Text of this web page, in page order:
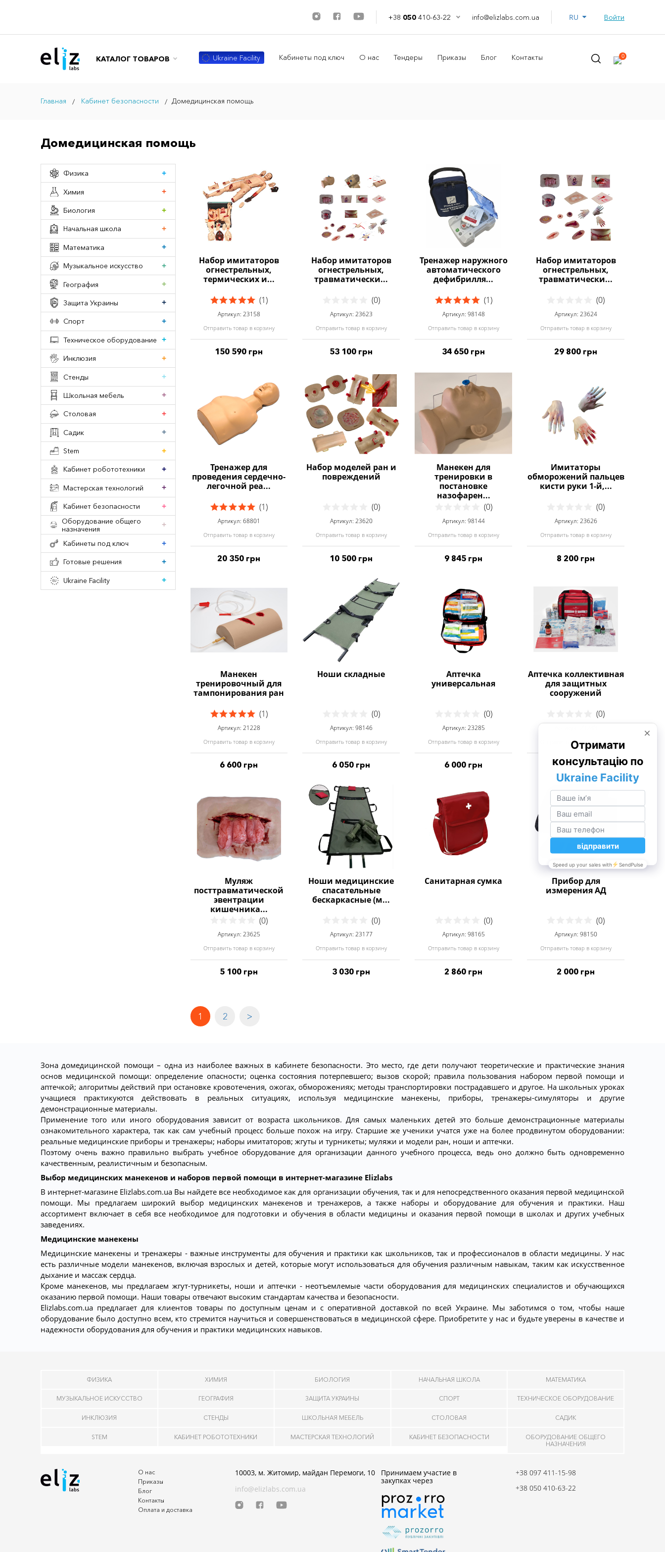
+38 050 410-63-22 info@elizlabs.com.ua Войти
КАТАЛОГ ТОВАРОВ Ukraine Facility Кабинеты под ключ О нас Тендеры Приказы Блог Контакты 0
Главная Кабинет безопасности Домедицинская помощь
Домедицинская помощь
Физика
Химия
Биология
Начальная школа
Математика
Музыкальное искусство
География
Защита Украины
Спорт
Техническое оборудование
Инклюзия
Стенды
Школьная мебель
Столовая
Садик
Stem
Кабинет робототехники
Мастерская технологий
Кабинет безопасности
Оборудование общего
назначения
Кабинеты под ключ
Готовые решения
Ukraine Facility
Набор имитаторов
огнестрельных,
термических и...
(1)
Артикул: 23158
Отправить товар в корзину
150 590 грн
Набор имитаторов
огнестрельных,
травматически...
(0)
Артикул: 23623
Отправить товар в корзину
53 100 грн
Тренажер наружного
автоматического
дефибрилля...
(1)
Артикул: 98148
Отправить товар в корзину
34 650 грн
Набор имитаторов
огнестрельных,
травматически...
(0)
Артикул: 23624
Отправить товар в корзину
29 800 грн
Тренажер для
проведения сердечно-
легочной реа...
(1)
Артикул: 68801
Отправить товар в корзину
20 350 грн
Набор моделей ран и
повреждений
(0)
Артикул: 23620
Отправить товар в корзину
10 500 грн
Манекен для
тренировки в
постановке
назофарен...
(0)
Артикул: 98144
Отправить товар в корзину
9 845 грн
Имитаторы
обморожений пальцев
кисти руки 1-й,...
(0)
Артикул: 23626
Отправить товар в корзину
8 200 грн
Манекен
тренировочный для
тампонирования ран
(1)
Артикул: 21228
Отправить товар в корзину
6 600 грн
Ноши складные
(0)
Артикул: 98146
Отправить товар в корзину
6 050 грн
Аптечка
универсальная
(0)
Артикул: 23285
Отправить товар в корзину
6 000 грн
Аптечка коллективная
для защитных
сооружений
(0)
Отправить товар в корзину
5 400 грн
Муляж
посттравматической
эвентрации
кишечника...
(0)
Артикул: 23625
Отправить товар в корзину
5 100 грн
Ноши медицинские
спасательные
бескаркасные (м...
(0)
Артикул: 23177
Отправить товар в корзину
3 030 грн
Санитарная сумка
(0)
Артикул: 98165
Отправить товар в корзину
2 860 грн
Прибор для
измерения АД
(0)
Артикул: 98150
Отправить товар в корзину
2 000 грн
1 2 >
Зона домедицинской помощи – одна из наиболее важных в кабинете безопасности. Это место, где дети получают теоретические и практические знания
основ медицинской помощи: определение опасности; оценка состояния потерпевшего; вызов скорой; правила пользования набором первой помощи и
аптечкой; алгоритмы действий при остановке кровотечения, ожогах, обморожениях; методы транспортировки пострадавшего и другое. На школьных уроках
учащиеся практикуются действовать в реальных ситуациях, используя медицинские манекены, приборы, тренажеры-симуляторы и другие
демонстрационные материалы.
Применение того или иного оборудования зависит от возраста школьников. Для самых маленьких детей это больше демонстрационные материалы
ознакомительного характера, так как сам учебный процесс больше похож на игру. Старшие же ученики учатся уже на более продвинутом оборудовании:
реальные медицинские приборы и тренажеры; наборы имитаторов; жгуты и турникеты; муляжи и модели ран, ноши и аптечки.
Поэтому очень важно правильно выбрать учебное оборудование для организации данного учебного процесса, ведь оно должно быть одновременно
качественным, реалистичным и безопасным.
Выбор медицинских манекенов и наборов первой помощи в интернет-магазине Elizlabs
В интернет-магазине Elizlabs.com.ua Вы найдете все необходимое как для организации обучения, так и для непосредственного оказания первой медицинской
помощи. Мы предлагаем широкий выбор медицинских манекенов и тренажеров, а также наборы и оборудование для обучения и практики. Наш
ассортимент включает в себя все необходимое для подготовки и обучения в области медицины и оказания первой помощи в школах и других учебных
заведениях.
Медицинские манекены
Медицинские манекены и тренажеры - важные инструменты для обучения и практики как школьников, так и профессионалов в области медицины. У нас
есть различные модели манекенов, включая взрослых и детей, которые могут использоваться для обучения различным навыкам, таким как искусственное
дыхание и массаж сердца.
Кроме манекенов, мы предлагаем жгут-турникеты, ноши и аптечки - неотъемлемые части оборудования для медицинских специалистов и обучающихся
оказанию первой помощи. Наши товары отвечают высоким стандартам качества и безопасности.
Elizlabs.com.ua предлагает для клиентов товары по доступным ценам и с оперативной доставкой по всей Украине. Мы заботимся о том, чтобы наше
оборудование было доступно всем, кто стремится научиться и совершенствоваться в медицинской сфере. Приобретите у нас и будьте уверены в качестве и
надежности оборудования для обучения и практики медицинских навыков.
ФИЗИКА ХИМИЯ БИОЛОГИЯ НАЧАЛЬНАЯ ШКОЛА МАТЕМАТИКА
МУЗЫКАЛЬНОЕ ИСКУССТВО ГЕОГРАФИЯ ЗАЩИТА УКРАИНЫ СПОРТ ТЕХНИЧЕСКОЕ ОБОРУДОВАНИЕ
ИНКЛЮЗИЯ СТЕНДЫ ШКОЛЬНАЯ МЕБЕЛЬ СТОЛОВАЯ САДИК
STEM КАБИНЕТ РОБОТОТЕХНИКИ МАСТЕРСКАЯ ТЕХНОЛОГИЙ КАБИНЕТ БЕЗОПАСНОСТИ
ОБОРУДОВАНИЕ ОБЩЕГО
НАЗНАЧЕНИЯ
О нас
Приказы
Блог
Контакты
Оплата и доставка
10003, м. Житомир, майдан Перемоги, 10
info@elizlabs.com.ua
Принимаем участие в
закупках через
+38 097 411-15-98
+38 050 410-63-22